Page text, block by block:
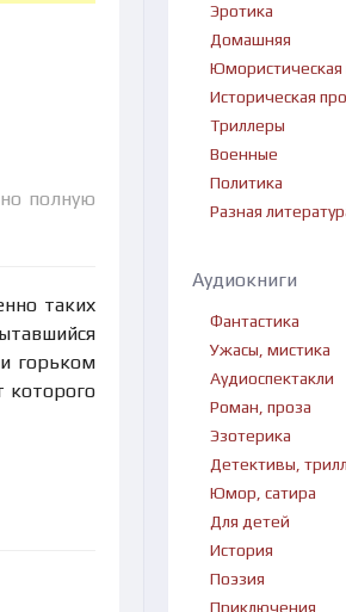
полную
таких
горьком
которого
Эротика
Домашняя
Юмористическая
Историческая
Триллеры
Военные
Политика
Разная
Аудиокниги
Фантастика
Ужасы, мистика
Аудиоспектакли
Роман, проза
Эзотерика
Детективы,
Юмор, сатира
Для детей
История
Поэзия
Приключения